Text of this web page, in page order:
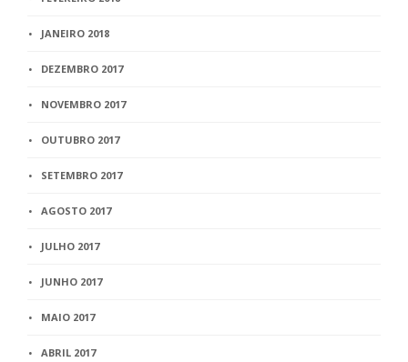
JANEIRO 2018
DEZEMBRO 2017
NOVEMBRO 2017
OUTUBRO 2017
SETEMBRO 2017
AGOSTO 2017
JULHO 2017
JUNHO 2017
MAIO 2017
ABRIL 2017